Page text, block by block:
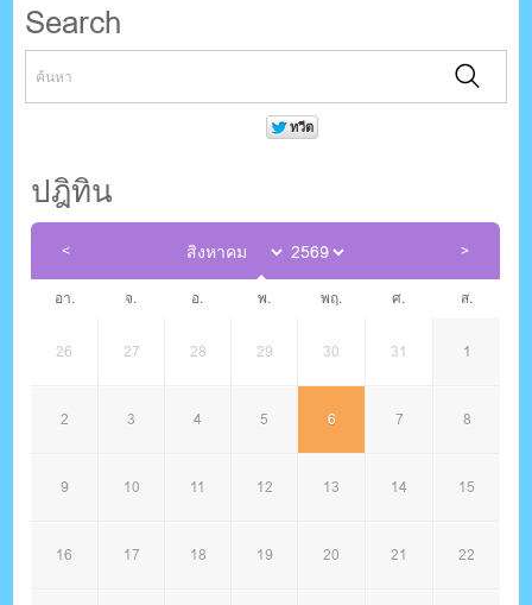
Search
ปฎิทิน
อา. จ. อ. พ. พฤ. ศ. ส.
26 27 28 29 30 31 1
2 3 4 5 6 7 8
9 10 11 12 13 14 15
16 17 18 19 20 21 22